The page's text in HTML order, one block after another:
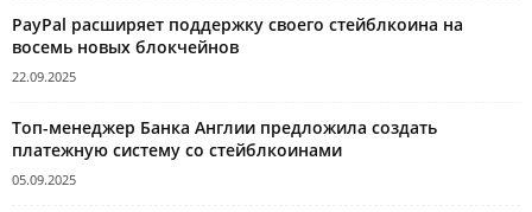
PayPal расширяет поддержку своего стейблкоина на
восемь новых блокчейнов
22.09.2025
Топ-менеджер Банка Англии предложила создать
платежную систему со стейблкоинами
05.09.2025